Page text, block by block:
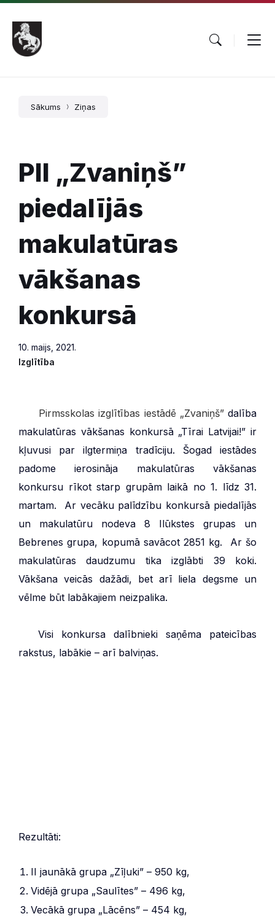
Pāriet
saturu
Skip
main
navigation
Skip
footer
Sākums Ziņas
PII „Zvaniņš”
piedalījās
makulatūras
vākšanas
konkursā
10. maijs, 2021.
Izglītība
Pirmsskolas izglītības iestādē „Zvaniņš” dalība
makulatūras vākšanas konkursā „Tīrai Latvijai!” ir
kļuvusi par ilgtermiņa tradīciju. Šogad iestādes
padome ierosināja makulatūras vākšanas
konkursu rīkot starp grupām laikā no 1. līdz 31.
martam. Ar vecāku palīdzību konkursā piedalījās
un makulatūru nodeva 8 Ilūkstes grupas un
Bebrenes grupa, kopumā savācot 2851 kg. Ar šo
makulatūras daudzumu tika izglābti 39 koki.
Vākšana veicās dažādi, bet arī liela degsme un
vēlme būt labākajiem neizpalika.
Visi konkursa dalībnieki saņēma pateicības
rakstus, labākie – arī balviņas.
Rezultāti:
II jaunākā grupa „Zīļuki” – 950 kg,
Vidējā grupa „Saulītes” – 496 kg,
Vecākā grupa „Lācēns” – 454 kg,